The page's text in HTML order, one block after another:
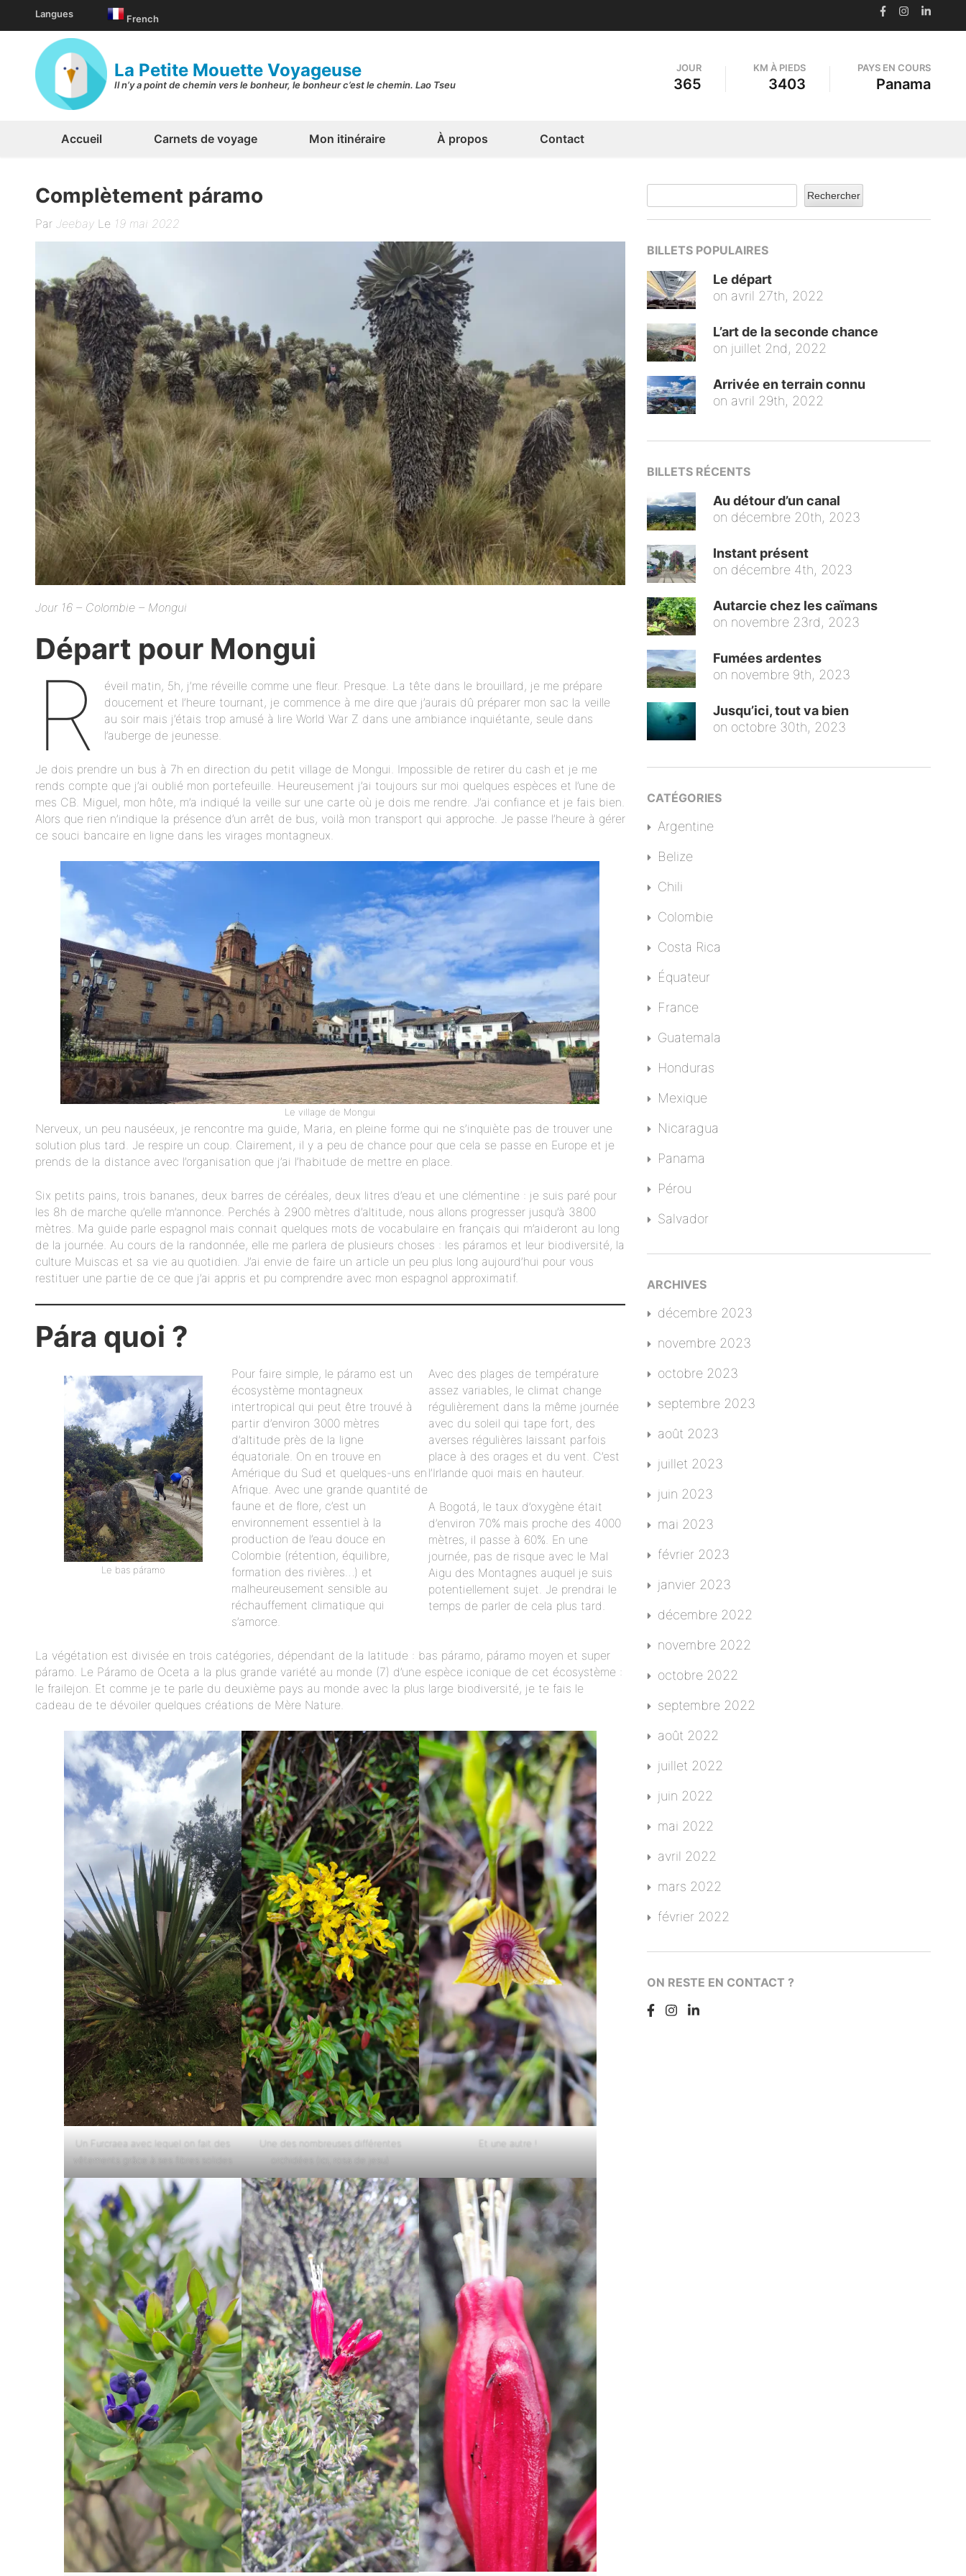
contenu
(Pressez
Entrée)
Langues French
La Petite Mouette Voyageuse
Il n’y a point de chemin vers le bonheur, le bonheur c’est le chemin. Lao Tseu
JOUR
365
KM À PIEDS
3403
PAYS EN COURS
Panama
Accueil Carnets de voyage Mon itinéraire À propos Contact
Complètement páramo
Par JeebayLe 19 mai 2022
Jour 16 – Colombie – Mongui
Départ pour Mongui
R
éveil matin, 5h, j’me réveille comme une fleur. Presque. La tête dans le brouillard, je me prépare
doucement et l’heure tournant, je commence à me dire que j’aurais dû préparer mon sac la veille
au soir mais j’étais trop amusé à lire World War Z dans une ambiance inquiétante, seule dans
l’auberge de jeunesse.
Je dois prendre un bus à 7h en direction du petit village de Mongui. Impossible de retirer du cash et je me
rends compte que j’ai oublié mon portefeuille. Heureusement j’ai toujours sur moi quelques espèces et l’une de
mes CB. Miguel, mon hôte, m’a indiqué la veille sur une carte où je dois me rendre. J’ai confiance et je fais bien.
Alors que rien n’indique la présence d’un arrêt de bus, voilà mon transport qui approche. Je passe l’heure à gérer
ce souci bancaire en ligne dans les virages montagneux.
Le village de Mongui
Nerveux, un peu nauséeux, je rencontre ma guide, Maria, en pleine forme qui ne s’inquiète pas de trouver une
solution plus tard. Je respire un coup. Clairement, il y a peu de chance pour que cela se passe en Europe et je
prends de la distance avec l’organisation que j’ai l’habitude de mettre en place.
Six petits pains, trois bananes, deux barres de céréales, deux litres d’eau et une clémentine : je suis paré pour
les 8h de marche qu’elle m’annonce. Perchés à 2900 mètres d’altitude, nous allons progresser jusqu’à 3800
mètres. Ma guide parle espagnol mais connait quelques mots de vocabulaire en français qui m’aideront au long
de la journée. Au cours de la randonnée, elle me parlera de plusieurs choses : les páramos et leur biodiversité, la
culture Muiscas et sa vie au quotidien. J’ai envie de faire un article un peu plus long aujourd’hui pour vous
restituer une partie de ce que j’ai appris et pu comprendre avec mon espagnol approximatif.
Pára quoi ?
Le bas páramo
Pour faire simple, le páramo est un
écosystème montagneux
intertropical qui peut être trouvé à
partir d’environ 3000 mètres
d’altitude près de la ligne
équatoriale. On en trouve en
Amérique du Sud et quelques-uns en
Afrique. Avec une grande quantité de
faune et de flore, c’est un
environnement essentiel à la
production de l’eau douce en
Colombie (rétention, équilibre,
formation des rivières…) et
malheureusement sensible au
réchauffement climatique qui
s’amorce.
Avec des plages de température
assez variables, le climat change
régulièrement dans la même journée
avec du soleil qui tape fort, des
averses régulières laissant parfois
place à des orages et du vent. C’est
l’Irlande quoi mais en hauteur.
A Bogotá, le taux d’oxygène était
d’environ 70% mais proche des 4000
mètres, il passe à 60%. En une
journée, pas de risque avec le Mal
Aigu des Montagnes auquel je suis
potentiellement sujet. Je prendrai le
temps de parler de cela plus tard.
La végétation est divisée en trois catégories, dépendant de la latitude : bas páramo, páramo moyen et super
páramo. Le Páramo de Oceta a la plus grande variété au monde (7) d’une espèce iconique de cet écosystème :
le frailejon. Et comme je te parle du deuxième pays au monde avec la plus large biodiversité, je te fais le
cadeau de te dévoiler quelques créations de Mère Nature.
Un Furcraea avec lequel on fait des
vêtements grâce à ses fibres solides
Une des nombreuses différentes
orchidées (ici, rosa de jesu)
Et une autre !
Rechercher
BILLETS POPULAIRES
Le départ
on avril 27th, 2022
L’art de la seconde chance
on juillet 2nd, 2022
Arrivée en terrain connu
on avril 29th, 2022
BILLETS RÉCENTS
Au détour d’un canal
on décembre 20th, 2023
Instant présent
on décembre 4th, 2023
Autarcie chez les caïmans
on novembre 23rd, 2023
Fumées ardentes
on novembre 9th, 2023
Jusqu’ici, tout va bien
on octobre 30th, 2023
CATÉGORIES
Argentine
Belize
Chili
Colombie
Costa Rica
Équateur
France
Guatemala
Honduras
Mexique
Nicaragua
Panama
Pérou
Salvador
ARCHIVES
décembre 2023
novembre 2023
octobre 2023
septembre 2023
août 2023
juillet 2023
juin 2023
mai 2023
février 2023
janvier 2023
décembre 2022
novembre 2022
octobre 2022
septembre 2022
août 2022
juillet 2022
juin 2022
mai 2022
avril 2022
mars 2022
février 2022
ON RESTE EN CONTACT ?